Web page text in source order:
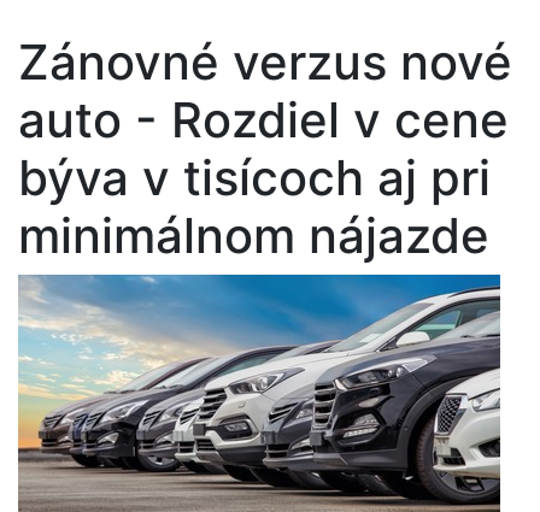
Zánovné verzus nové
auto - Rozdiel v cene
býva v tisícoch aj pri
minimálnom nájazde